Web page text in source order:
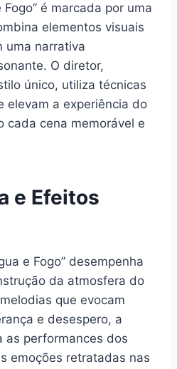
é marcada por uma
elementos visuais
uma narrativa
O diretor,
único, utiliza técnicas
elevam a experiência do
cada cena memorável e
e Efeitos
e Fogo” desempenha
da atmosfera do
que evocam
e desespero, a
as performances dos
emoções retratadas nas